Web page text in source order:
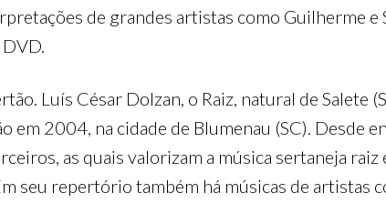
de grandes artistas como Guilherme e
Luís César Dolzan, o Raiz, natural de Salete
em 2004, na cidade de Blumenau (SC). Desde
as quais valorizam a música sertaneja
seu repertório também há músicas de artistas